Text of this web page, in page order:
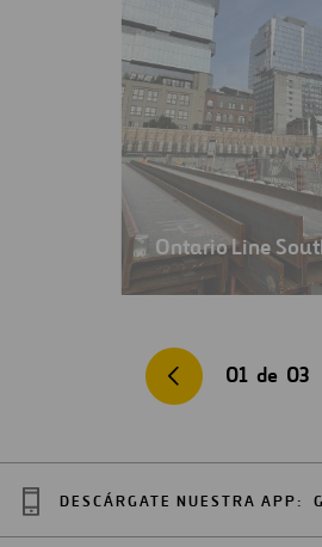
Ontario Line
01 de 03
DESCÁRGATE NUESTRA APP: